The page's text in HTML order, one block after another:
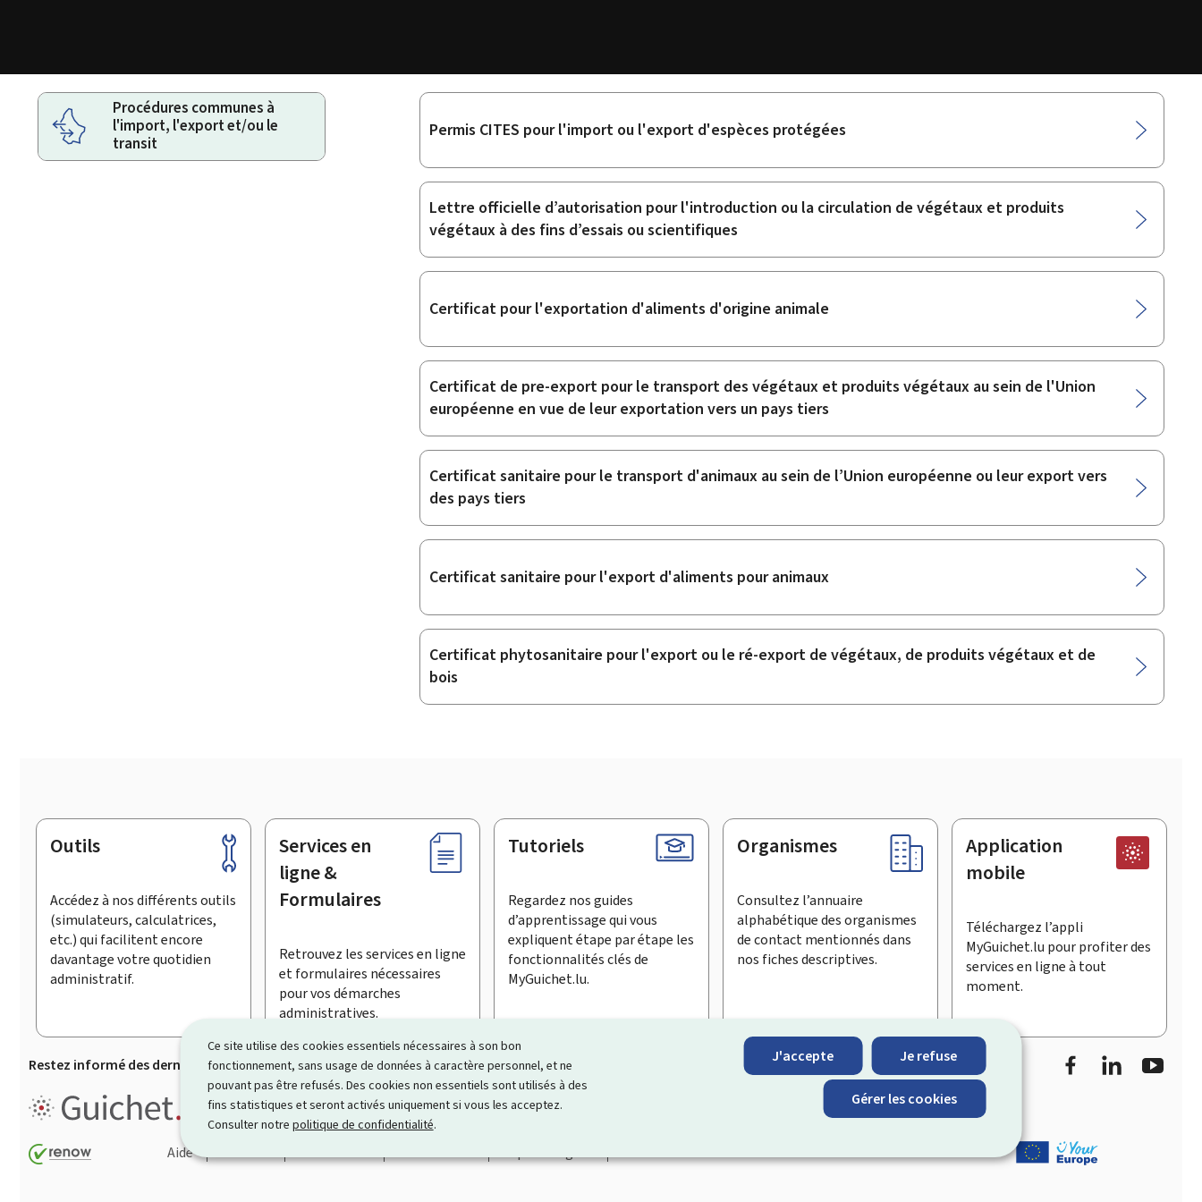
Ce site utilise des cookies essentiels nécessaires à son bon
fonctionnement, sans usage de données à caractère personnel, et ne
pouvant pas être refusés. Des cookies non essentiels sont utilisés à des
fins statistiques et seront activés uniquement si vous les acceptez.
Consulter notre politique de confidentialité.
J'accepte Je refuse
Gérer les cookies
Procédures communes à
l'import, l'export et/ou le
transit
Sous-
Permis CITES pour l'import ou l'export d'espèces protégées
Lettre officielle d’autorisation pour l'introduction ou la circulation de végétaux et produits
végétaux à des fins d’essais ou scientifiques
Certificat pour l'exportation d'aliments d'origine animale
Certificat de pre-export pour le transport des végétaux et produits végétaux au sein de l'Union
européenne en vue de leur exportation vers un pays tiers
Certificat sanitaire pour le transport d'animaux au sein de l’Union européenne ou leur export vers
des pays tiers
Certificat sanitaire pour l'export d'aliments pour animaux
Certificat phytosanitaire pour l'export ou le ré-export de végétaux, de produits végétaux et de
bois
Pied
page
Outils
Accédez à nos différents outils
(simulateurs, calculatrices,
etc.) qui facilitent encore
davantage votre quotidien
administratif.
Services en
ligne &
Formulaires
Retrouvez les services en ligne
et formulaires nécessaires
pour vos démarches
administratives.
Tutoriels
Regardez nos guides
d’apprentissage qui vous
expliquent étape par étape les
fonctionnalités clés de
MyGuichet.lu.
Organismes
Consultez l’annuaire
alphabétique des organismes
de contact mentionnés dans
nos fiches descriptives.
Application
mobile
Téléchargez l’appli
MyGuichet.lu pour profiter des
services en ligne à tout
moment.
Restez informé des dernières actualités de Guichet.lu S’inscrire à la newsletter
FacebookLinkedIn
Guichet.lu est un ensemble de pages Internet qui vous aide à
informe sur les
démarches administratives.
Aide